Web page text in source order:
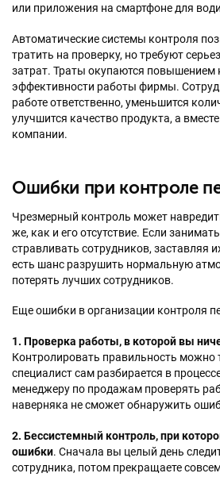
или приложения на смартфоне для
Автоматические системы контроля
тратить на проверку, но требуют
затрат. Траты окупаются повышением
эффективности работы фирмы.
работе ответственно, уменьшится
улучшится качество продукта, а
компании.
Ошибки при контроле
Чрезмерный контроль может
же, как и его отсутствие. Если
стравливать сотрудников, заставляя
есть шанс разрушить нормальную
потерять лучших сотрудников.
Еще ошибки в организации контроля
1. Проверка работы, в которой вы
Контролировать правильность можно
специалист сам разбирается в
менеджеру по продажам проверять
наверняка не сможет обнаружить
2. Бессистемный контроль, при
ошибки. Сначала вы целый день
сотрудника, потом прекращаете